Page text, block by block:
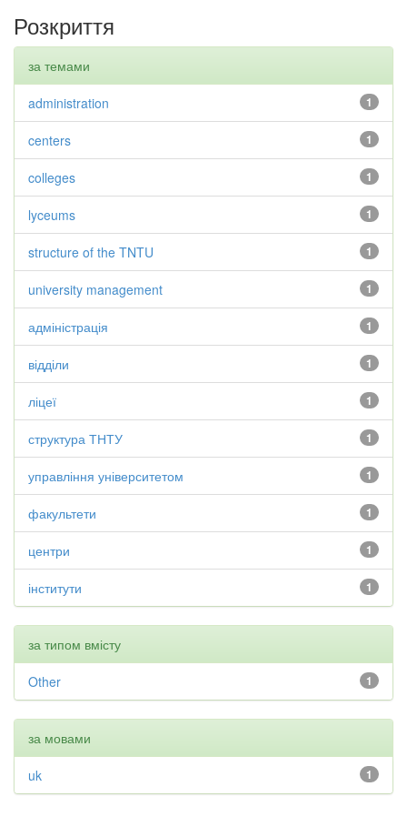
Розкриття
за темами
1
administration
1
centers
1
colleges
1
lyceums
1
structure of the TNTU
1
university management
1
адміністрація
1
відділи
1
ліцеї
1
структура ТНТУ
1
управління університетом
1
факультети
1
центри
1
інститути
за типом вмісту
1
Other
за мовами
1
uk